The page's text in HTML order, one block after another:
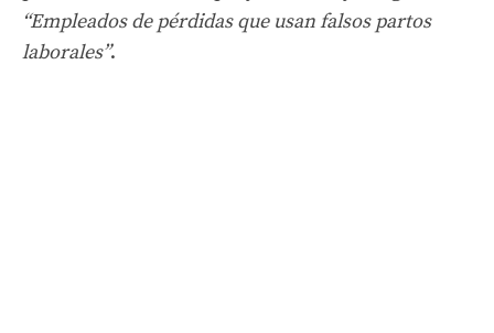
“Empleados de pérdidas que usan falsos partos
laborales”.